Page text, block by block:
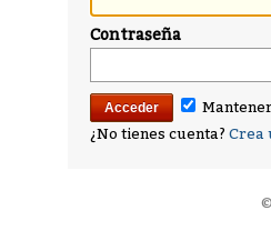
Contraseña
¿No tienes cuenta? Crea
©